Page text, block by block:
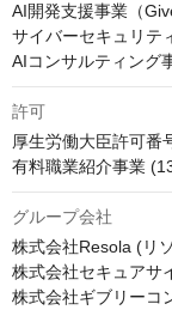
AI開発支援事業（
サイバーセキュリテ
AIコンサルティング
許可
厚生労働大臣許可番
有料職業紹介事業
グループ会社
株式会社Resola (リ
株式会社セキュアサ
株式会社ギブリーコ